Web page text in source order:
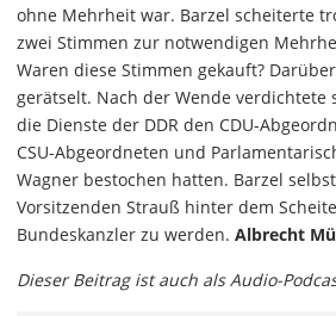
ohne Mehrheit war. Barzel scheiterte
zwei Stimmen zur notwendigen
Waren diese Stimmen gekauft?
gerätselt. Nach der Wende verdichtete
die Dienste der DDR den CDU-
CSU-Abgeordneten und
Wagner bestochen hatten. Barzel
Vorsitzenden Strauß hinter dem
Bundeskanzler zu werden. Albrecht
Dieser Beitrag ist auch als Audio-